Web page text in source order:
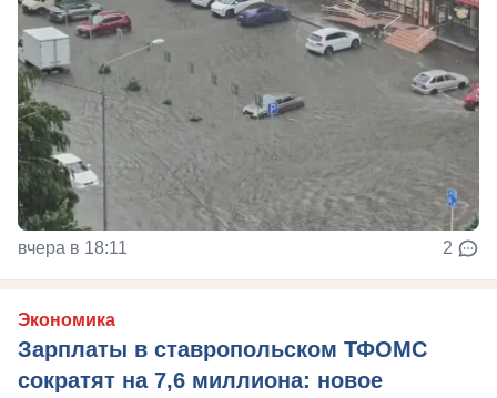
вчера в 18:11 2
Экономика
Зарплаты в ставропольском ТФОМС
сократят на 7,6 миллиона: новое